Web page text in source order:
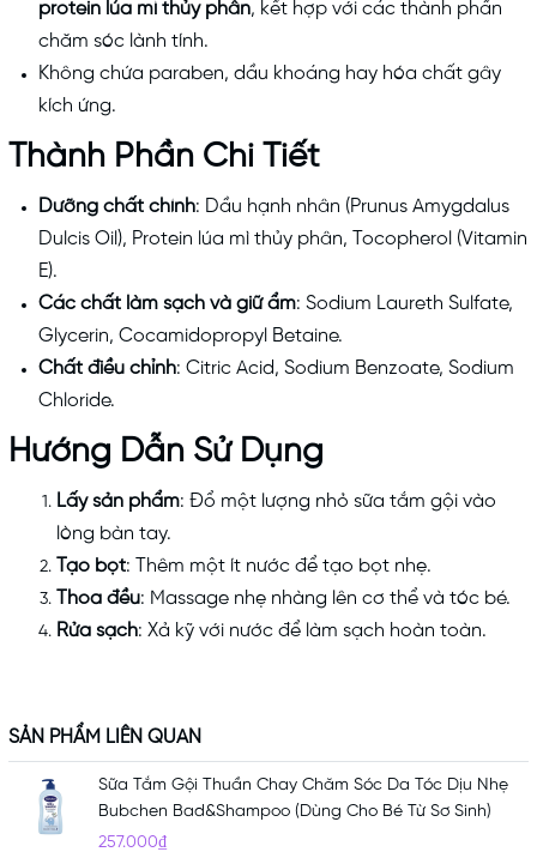
protein lúa mì thủy phân, kết hợp với các thành phần
chăm sóc lành tính.
Không chứa paraben, dầu khoáng hay hóa chất gây
kích ứng.
Thành Phần Chi Tiết
Dưỡng chất chính: Dầu hạnh nhân (Prunus Amygdalus
Dulcis Oil), Protein lúa mì thủy phân, Tocopherol (Vitamin
E).
Các chất làm sạch và giữ ẩm: Sodium Laureth Sulfate,
Glycerin, Cocamidopropyl Betaine.
Chất điều chỉnh: Citric Acid, Sodium Benzoate, Sodium
Chloride.
Hướng Dẫn Sử Dụng
Lấy sản phẩm: Đổ một lượng nhỏ sữa tắm gội vào
lòng bàn tay.
Tạo bọt: Thêm một ít nước để tạo bọt nhẹ.
Thoa đều: Massage nhẹ nhàng lên cơ thể và tóc bé.
Rửa sạch: Xả kỹ với nước để làm sạch hoàn toàn.
SẢN PHẨM LIÊN QUAN
Sữa Tắm Gội Thuần Chay Chăm Sóc Da Tóc Dịu Nhẹ
Bubchen Bad&Shampoo (Dùng Cho Bé Từ Sơ Sinh)
257.000₫